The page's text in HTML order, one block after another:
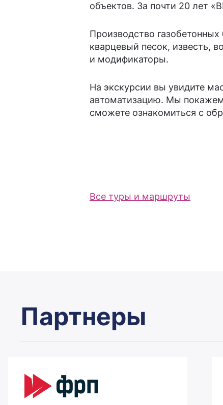
объектов. За почти 20 лет
Производство
кварцевый песок, известь,
и модификаторы.
На экскурсии вы увидите
автоматизацию. Мы
сможете ознакомиться с
Все туры и маршруты
Партнеры